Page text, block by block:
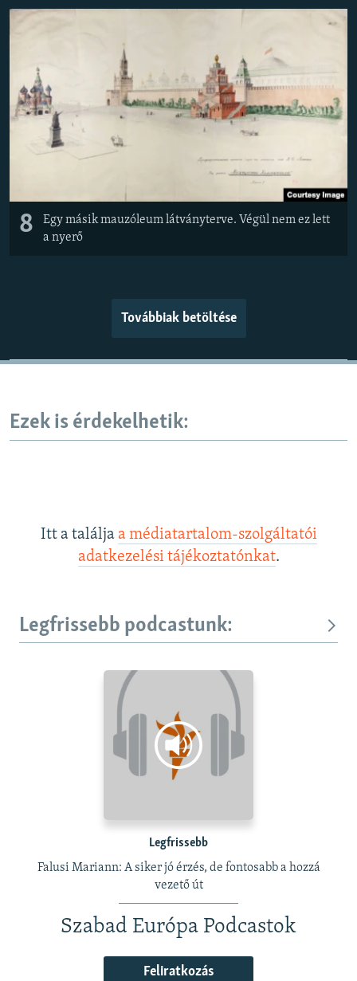
8
Egy másik mauzóleum látványterve. Végül nem ez lett
a nyerő
Továbbiak betöltése
Ezek is érdekelhetik:
Itt a találja a médiatartalom-szolgáltatói
adatkezelési tájékoztatónkat.
Legfrissebb podcastunk:
Legfrissebb
Falusi Mariann: A siker jó érzés, de fontosabb a hozzá
vezető út
Szabad Európa Podcastok
Feliratkozás